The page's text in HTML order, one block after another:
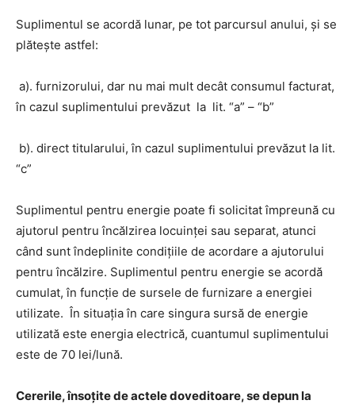
Suplimentul se acordă lunar, pe tot parcursul anului, şi se
plăteşte astfel:
a). furnizorului, dar nu mai mult decât consumul facturat,
în cazul suplimentului prevăzut la lit. “a” – “b”
b). direct titularului, în cazul suplimentului prevăzut la lit.
“c”
Suplimentul pentru energie poate fi solicitat împreună cu
ajutorul pentru încălzirea locuinţei sau separat, atunci
când sunt îndeplinite condiţiile de acordare a ajutorului
pentru încălzire. Suplimentul pentru energie se acordă
cumulat, în funcţie de sursele de furnizare a energiei
utilizate. În situaţia în care singura sursă de energie
utilizată este energia electrică, cuantumul suplimentului
este de 70 lei/lună.
Cererile, însoţite de actele doveditoare, se depun la